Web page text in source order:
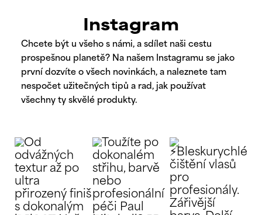
Instagram
Chcete být u všeho s námi, a sdílet naši cestu
prospešnou planetě? Na našem Instagramu se jako
první dozvíte o všech novinkách, a naleznete tam
nespočet užitečných tipů a rad, jak používat
všechny ty skvělé produkty.